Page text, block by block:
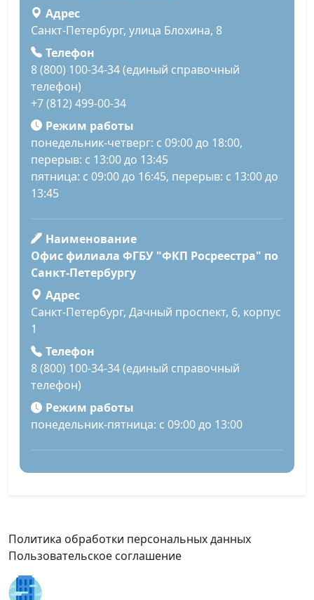
Адрес
Санкт-Петербург, улица Блохина, 8
Телефон
8 (800) 100-34-34 (единый справочный
телефон)
+7 (812) 499-00-34
Режим работы
понедельник-четверг: с 09:00 до 18:00,
перерыв: с 13:00 до 13:45
пятница: с 09:00 до 16:45, перерыв: с 13:00 до
13:45
Наименование
Офис филиала ФГБУ "ФКП Росреестра" по
Санкт-Петербургу
Адрес
Санкт-Петербург, Дачный проспект, 6, корпус
1
Телефон
8 (800) 100-34-34 (единый справочный
телефон)
Режим работы
понедельник-пятница: с 09:00 до 13:00
Политика обработки персональных данных
Пользовательское соглашение